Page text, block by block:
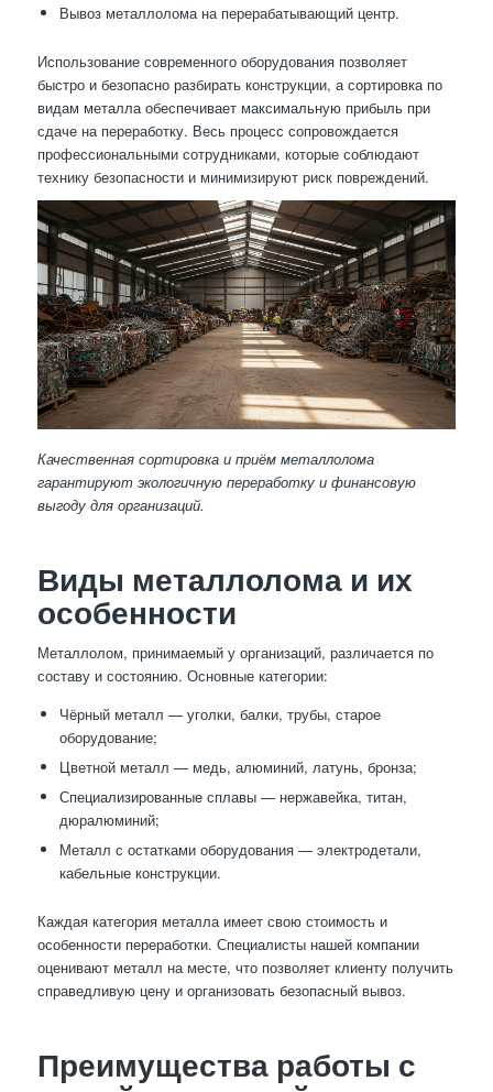
Вывоз металлолома на перерабатывающий центр.
Использование современного оборудования позволяет
быстро и безопасно разбирать конструкции, а сортировка по
видам металла обеспечивает максимальную прибыль при
сдаче на переработку. Весь процесс сопровождается
профессиональными сотрудниками, которые соблюдают
технику безопасности и минимизируют риск повреждений.
Качественная сортировка и приём металлолома
гарантируют экологичную переработку и финансовую
выгоду для организаций.
Виды металлолома и их
особенности
Металлолом, принимаемый у организаций, различается по
составу и состоянию. Основные категории:
Чёрный металл — уголки, балки, трубы, старое
оборудование;
Цветной металл — медь, алюминий, латунь, бронза;
Специализированные сплавы — нержавейка, титан,
дюралюминий;
Металл с остатками оборудования — электродетали,
кабельные конструкции.
Каждая категория металла имеет свою стоимость и
особенности переработки. Специалисты нашей компании
оценивают металл на месте, что позволяет клиенту получить
справедливую цену и организовать безопасный вывоз.
Преимущества работы с